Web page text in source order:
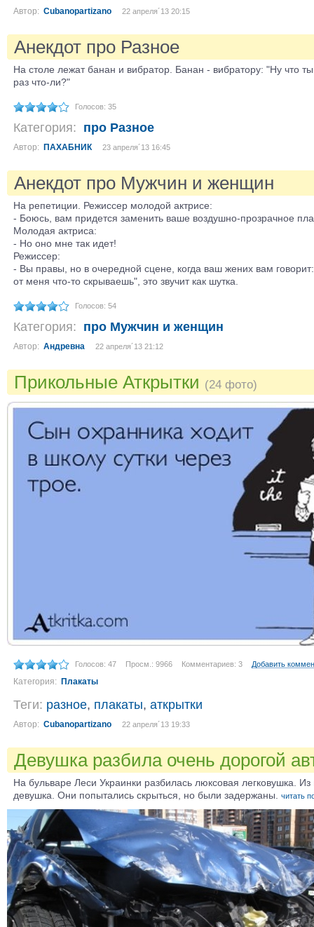
Автор: Cubanopartizano 22 апреля´13 20:15
Анекдот про Разное
На столе лежат банан и вибратор. Банан - вибратору: "Ну что
раз что-ли?"
Голосов: 35
Категория: про Разное
Автор: ПАХАБНИК 23 апреля´13 16:45
Анекдот про Мужчин и женщин
На репетиции. Режиссер молодой актрисе:
- Боюсь, вам придется заменить ваше воздушно-прозрачное
Молодая актриса:
- Но оно мне так идет!
Режиссер:
- Вы правы, но в очередной сцене, когда ваш жених вам
от меня что-то скрываешь", это звучит как шутка.
Голосов: 54
Категория: про Мужчин и женщин
Автор: Андревна 22 апреля´13 21:12
Прикольные Аткрытки (24 фото)
Голосов: 47 Просм.: 9966 Комментариев: 3 Добавить
Категория: Плакаты
Теги: разное, плакаты, аткрытки
Автор: Cubanopartizano 22 апреля´13 19:33
Девушка разбила очень дорогой
На бульваре Леси Украинки разбилась люксовая легковушка.
девушка. Они попытались скрыться, но были задержаны. читать